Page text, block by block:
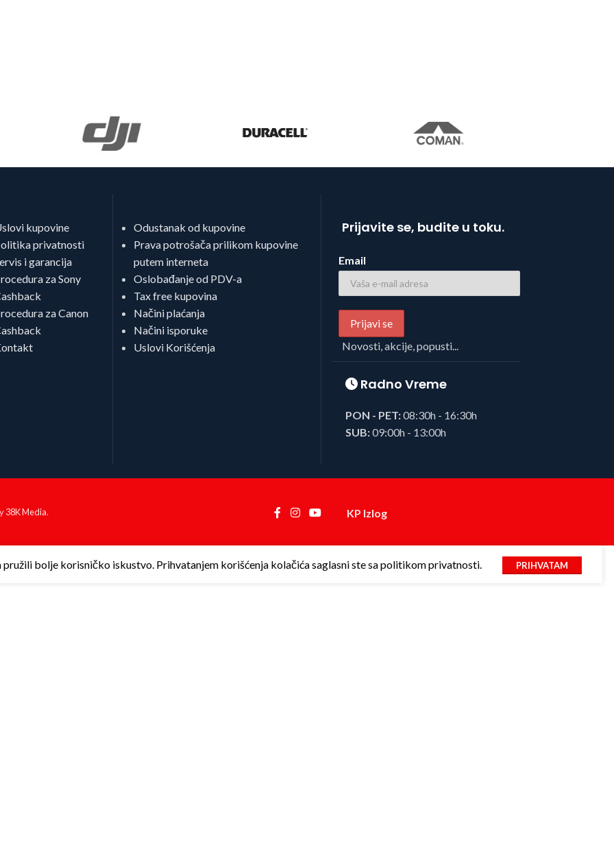
kupovine
privatnosti
i garancija
za Sony
za Canon
Odustanak od kupovine
Prava potrošača prilikom kupovine
putem interneta
Oslobađanje od PDV-a
Tax free kupovina
Načini plaćanja
Načini isporuke
Uslovi Korišćenja
Prijavite se, budite u toku.
Email
Novosti, akcije, popusti...
Radno Vreme
PON - PET:08:30h - 16:30h
SUB:09:00h - 13:00h
38K Media. KP Izlog
bolje korisničko iskustvo. Prihvatanjem korišćenja kolačića saglasni ste sa politikom privatnosti. PRIHVATAM